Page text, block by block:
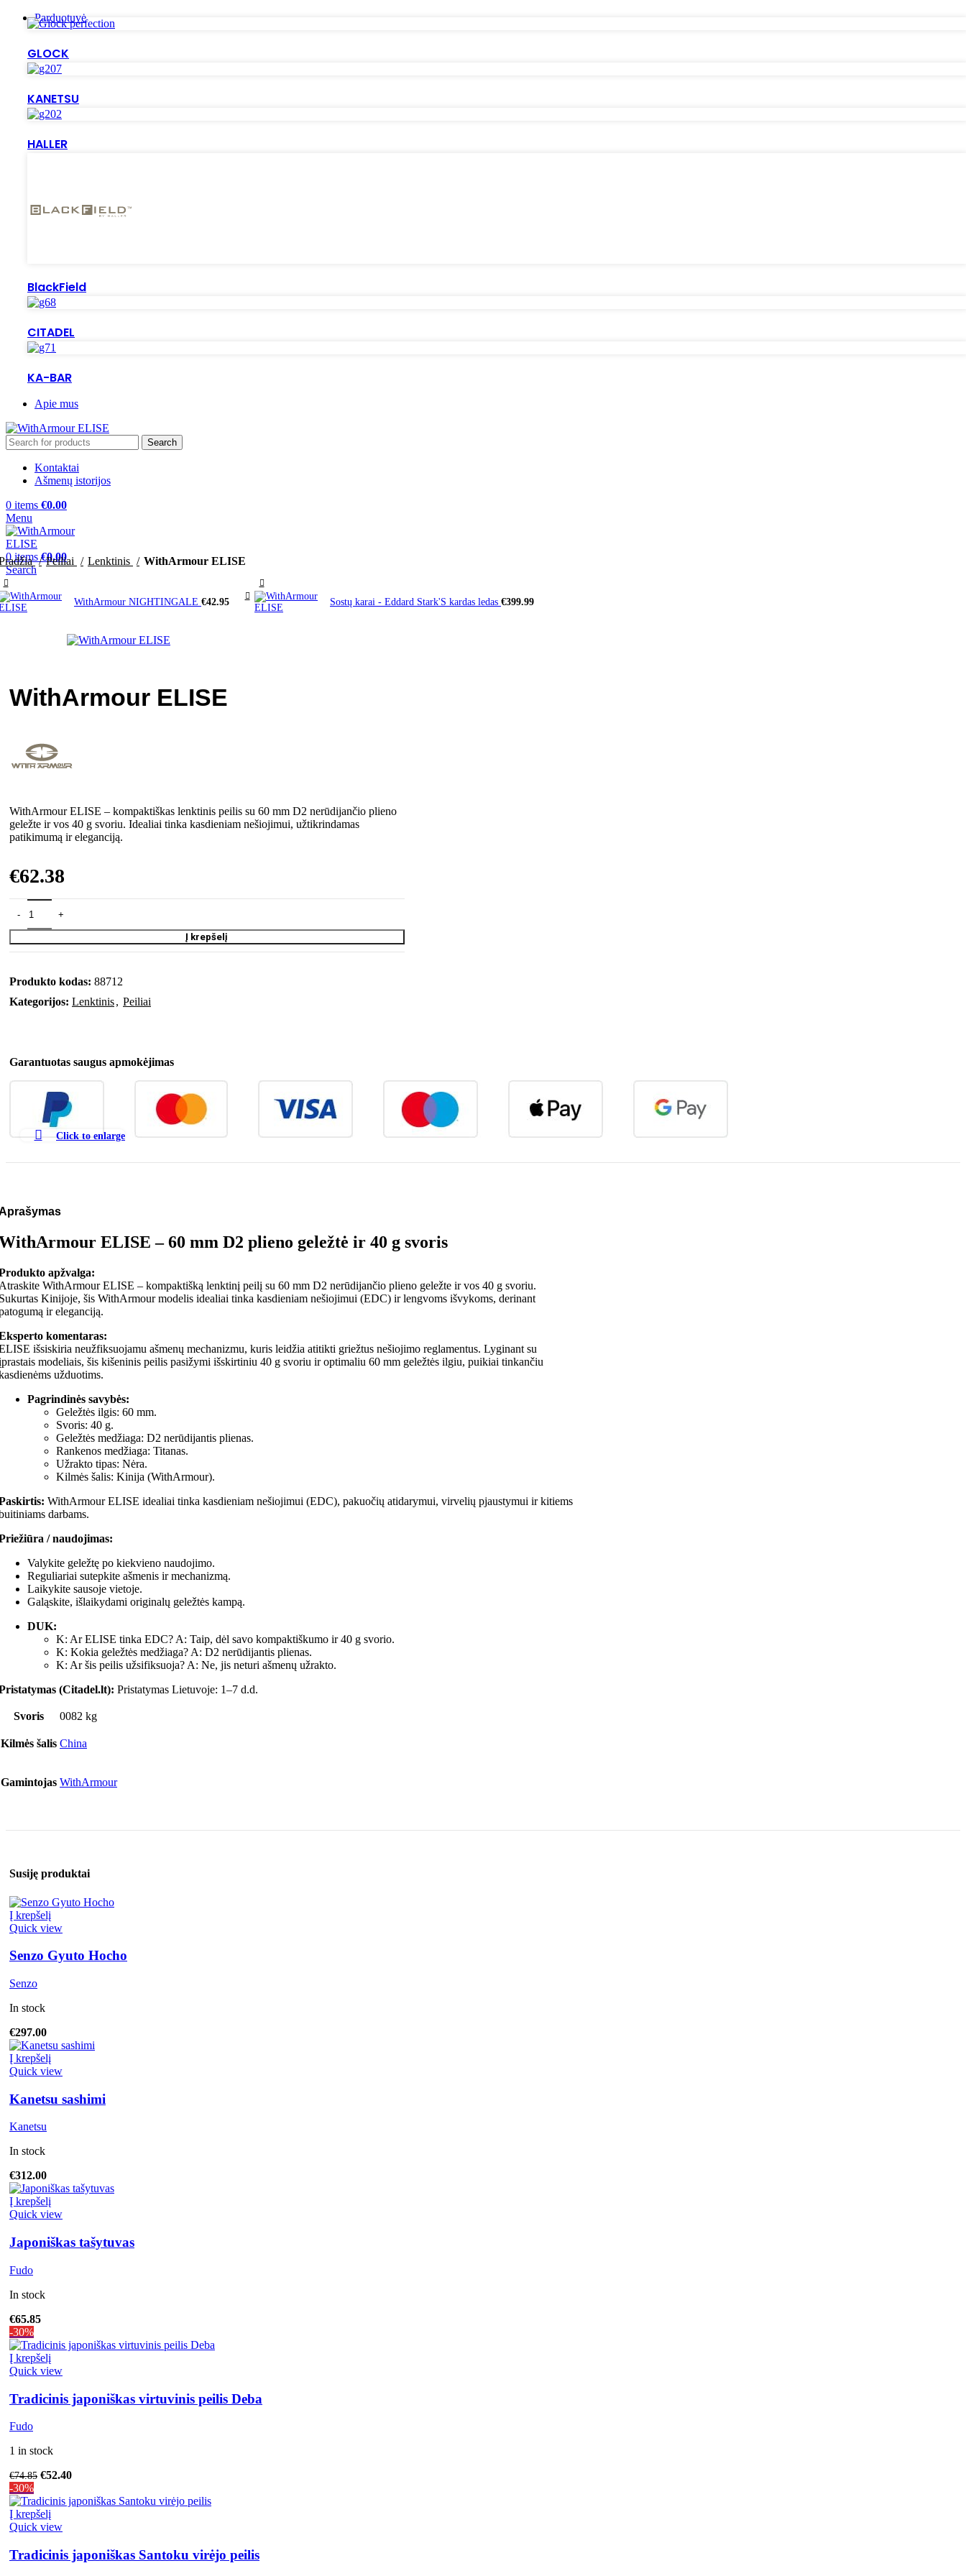
Parduotuvė
GLOCK
KANETSU
HALLER
BlackField
CITADEL
KA-BAR
Apie mus
Search
Kontaktai
Ašmenų istorijos
0 items €0.00
Menu
0items €0.00
Search
Peiliai Lenktinis WithArmour ELISE
WithArmour NIGHTINGALE €42.95 Sostų karai - Eddard Stark'S kardas ledas €399.99
Click to enlarge
WithArmour ELISE
WithArmour ELISE – kompaktiškas lenktinis peilis su 60 mm D2 nerūdijančio plieno
geležte ir vos 40 g svoriu. Idealiai tinka kasdieniam nešiojimui, užtikrindamas
patikimumą ir eleganciją.
€62.38
Į krepšelį
Produkto kodas: 88712
Kategorijos: Lenktinis, Peiliai
Garantuotas saugus apmokėjimas
ELISE – 60 mm D2 plieno geležtė ir 40 g svoris
apžvalga:
WithArmour ELISE – kompaktišką lenktinį peilį su 60 mm D2 nerūdijančio plieno geležte ir vos 40 g svoriu.
Kinijoje, šis WithArmour modelis idealiai tinka kasdieniam nešiojimui (EDC) ir lengvoms išvykoms, derinant
ir eleganciją.
komentaras:
išsiskiria neužfiksuojamu ašmenų mechanizmu, kuris leidžia atitikti griežtus nešiojimo reglamentus. Lyginant su
modeliais, šis kišeninis peilis pasižymi išskirtiniu 40 g svoriu ir optimaliu 60 mm geležtės ilgiu, puikiai tinkančiu
užduotims.
Pagrindinės savybės:
Geležtės ilgis: 60 mm.
Svoris: 40 g.
Geležtės medžiaga: D2 nerūdijantis plienas.
Rankenos medžiaga: Titanas.
Užrakto tipas: Nėra.
Kilmės šalis: Kinija (WithArmour).
WithArmour ELISE idealiai tinka kasdieniam nešiojimui (EDC), pakuočių atidarymui, virvelių pjaustymui ir kitiems
darbams.
/ naudojimas:
Valykite geležtę po kiekvieno naudojimo.
Reguliariai sutepkite ašmenis ir mechanizmą.
Laikykite sausoje vietoje.
Galąskite, išlaikydami originalų geležtės kampą.
DUK:
K: Ar ELISE tinka EDC? A: Taip, dėl savo kompaktiškumo ir 40 g svorio.
K: Kokia geležtės medžiaga? A: D2 nerūdijantis plienas.
K: Ar šis peilis užsifiksuoja? A: Ne, jis neturi ašmenų užrakto.
(Citadel.lt): Pristatymas Lietuvoje: 1–7 d.d.
Svoris 0082 kg
Kilmės šalis China
Gamintojas WithArmour
Susiję produktai
Į krepšelį
Quick view
Senzo Gyuto Hocho
Senzo
In stock
€297.00
Į krepšelį
Quick view
Kanetsu sashimi
Kanetsu
In stock
€312.00
Į krepšelį
Quick view
Japoniškas tašytuvas
Fudo
In stock
€65.85
-30%
Į krepšelį
Quick view
Tradicinis japoniškas virtuvinis peilis Deba
Fudo
1 in stock
€74.85 €52.40
-30%
Į krepšelį
Quick view
Tradicinis japoniškas Santoku virėjo peilis